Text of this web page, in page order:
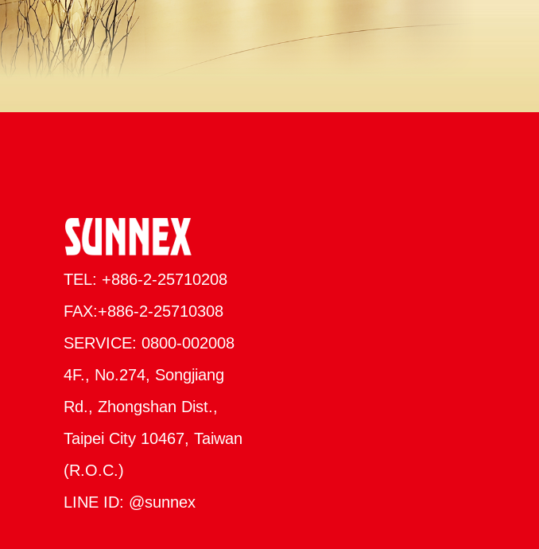
TEL: +886-2-25710208
FAX:+886-2-25710308
SERVICE: 0800-002008
4F., No.274, Songjiang
Rd., Zhongshan Dist.,
Taipei City 10467, Taiwan
(R.O.C.)
LINE ID: @sunnex